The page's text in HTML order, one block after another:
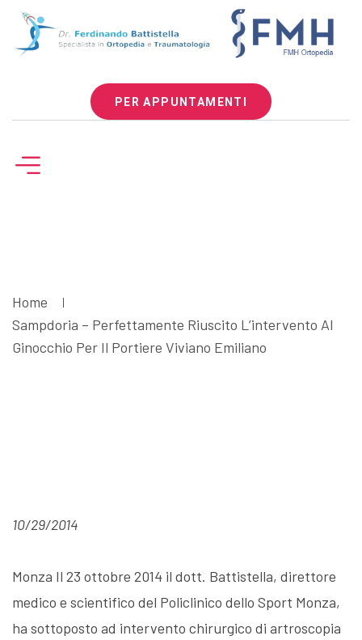
PER APPUNTAMENTI
Home
Sampdoria – Perfettamente Riuscito L’intervento Al
Ginocchio Per Il Portiere Viviano Emiliano
10/29/2014
Monza Il 23 ottobre 2014 il dott. Battistella, direttore
medico e scientifico del Policlinico dello Sport Monza,
ha sottoposto ad intervento chirurgico di artroscopia